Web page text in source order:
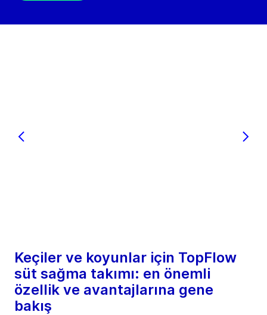
Keçiler ve koyunlar için TopFlow
süt sağma takımı: en önemli
özellik ve avantajlarına gene
bakış